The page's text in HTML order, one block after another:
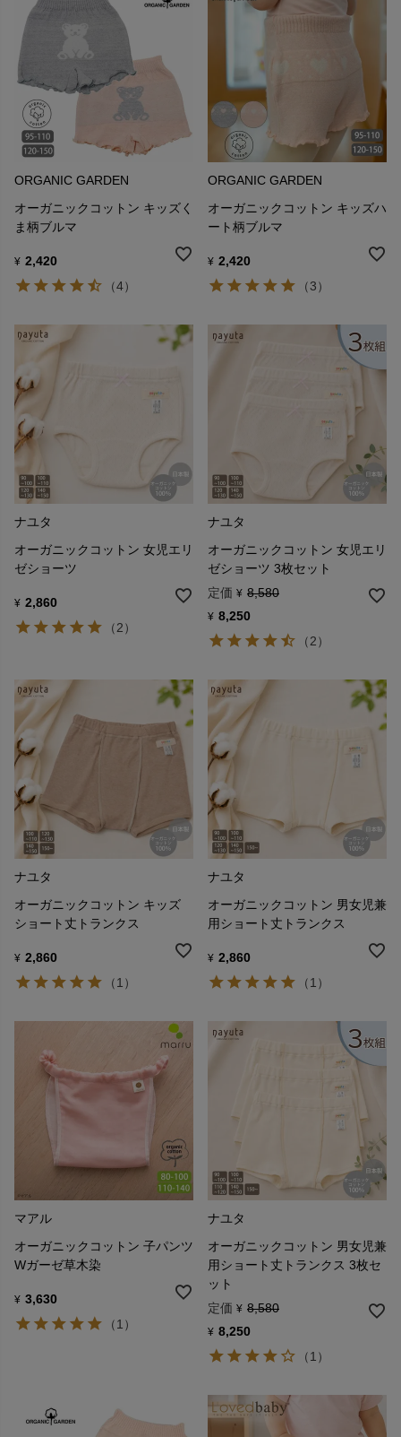
ORGANIC GARDEN
オーガニックコットン キッズく
ま柄ブルマ
¥ 2,420
（4）
ORGANIC GARDEN
オーガニックコットン キッズハ
ート柄ブルマ
¥ 2,420
（3）
ナユタ
オーガニックコットン 女児エリ
ゼショーツ
¥ 2,860
（2）
ナユタ
オーガニックコットン 女児エリ
ゼショーツ 3枚セット
定価 ¥ 8,580
¥ 8,250
（2）
ナユタ
オーガニックコットン キッズ
ショート丈トランクス
¥ 2,860
（1）
ナユタ
オーガニックコットン 男女児兼
用ショート丈トランクス
¥ 2,860
（1）
マアル
オーガニックコットン 子パンツ
Wガーゼ草木染
¥ 3,630
（1）
ナユタ
オーガニックコットン 男女児兼
用ショート丈トランクス 3枚セ
ット
定価 ¥ 8,580
¥ 8,250
（1）